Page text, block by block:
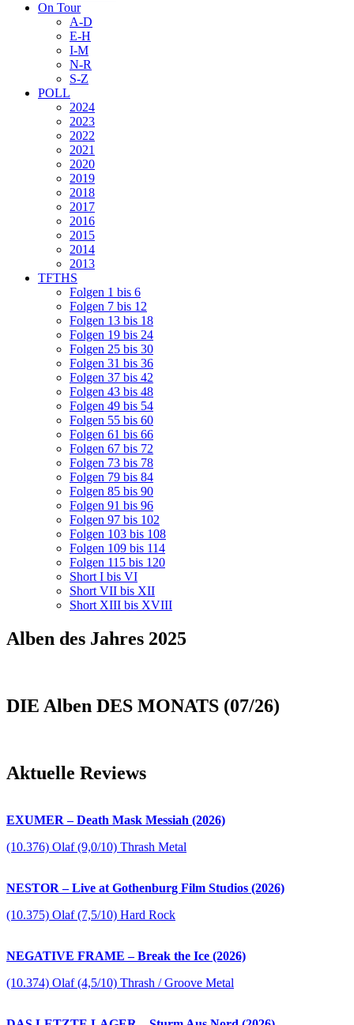
On Tour
A-D
E-H
I-M
N-R
S-Z
POLL
2024
2023
2022
2021
2020
2019
2018
2017
2016
2015
2014
2013
TFTHS
Folgen 1 bis 6
Folgen 7 bis 12
Folgen 13 bis 18
Folgen 19 bis 24
Folgen 25 bis 30
Folgen 31 bis 36
Folgen 37 bis 42
Folgen 43 bis 48
Folgen 49 bis 54
Folgen 55 bis 60
Folgen 61 bis 66
Folgen 67 bis 72
Folgen 73 bis 78
Folgen 79 bis 84
Folgen 85 bis 90
Folgen 91 bis 96
Folgen 97 bis 102
Folgen 103 bis 108
Folgen 109 bis 114
Folgen 115 bis 120
Short I bis VI
Short VII bis XII
Short XIII bis XVIII
Alben des Jahres 2025
DIE Alben DES MONATS (07/26)
Aktuelle Reviews
EXUMER – Death Mask Messiah (2026)
(10.376) Olaf (9,0/10) Thrash Metal
NESTOR – Live at Gothenburg Film Studios (2026)
(10.375) Olaf (7,5/10) Hard Rock
NEGATIVE FRAME – Break the Ice (2026)
(10.374) Olaf (4,5/10) Thrash / Groove Metal